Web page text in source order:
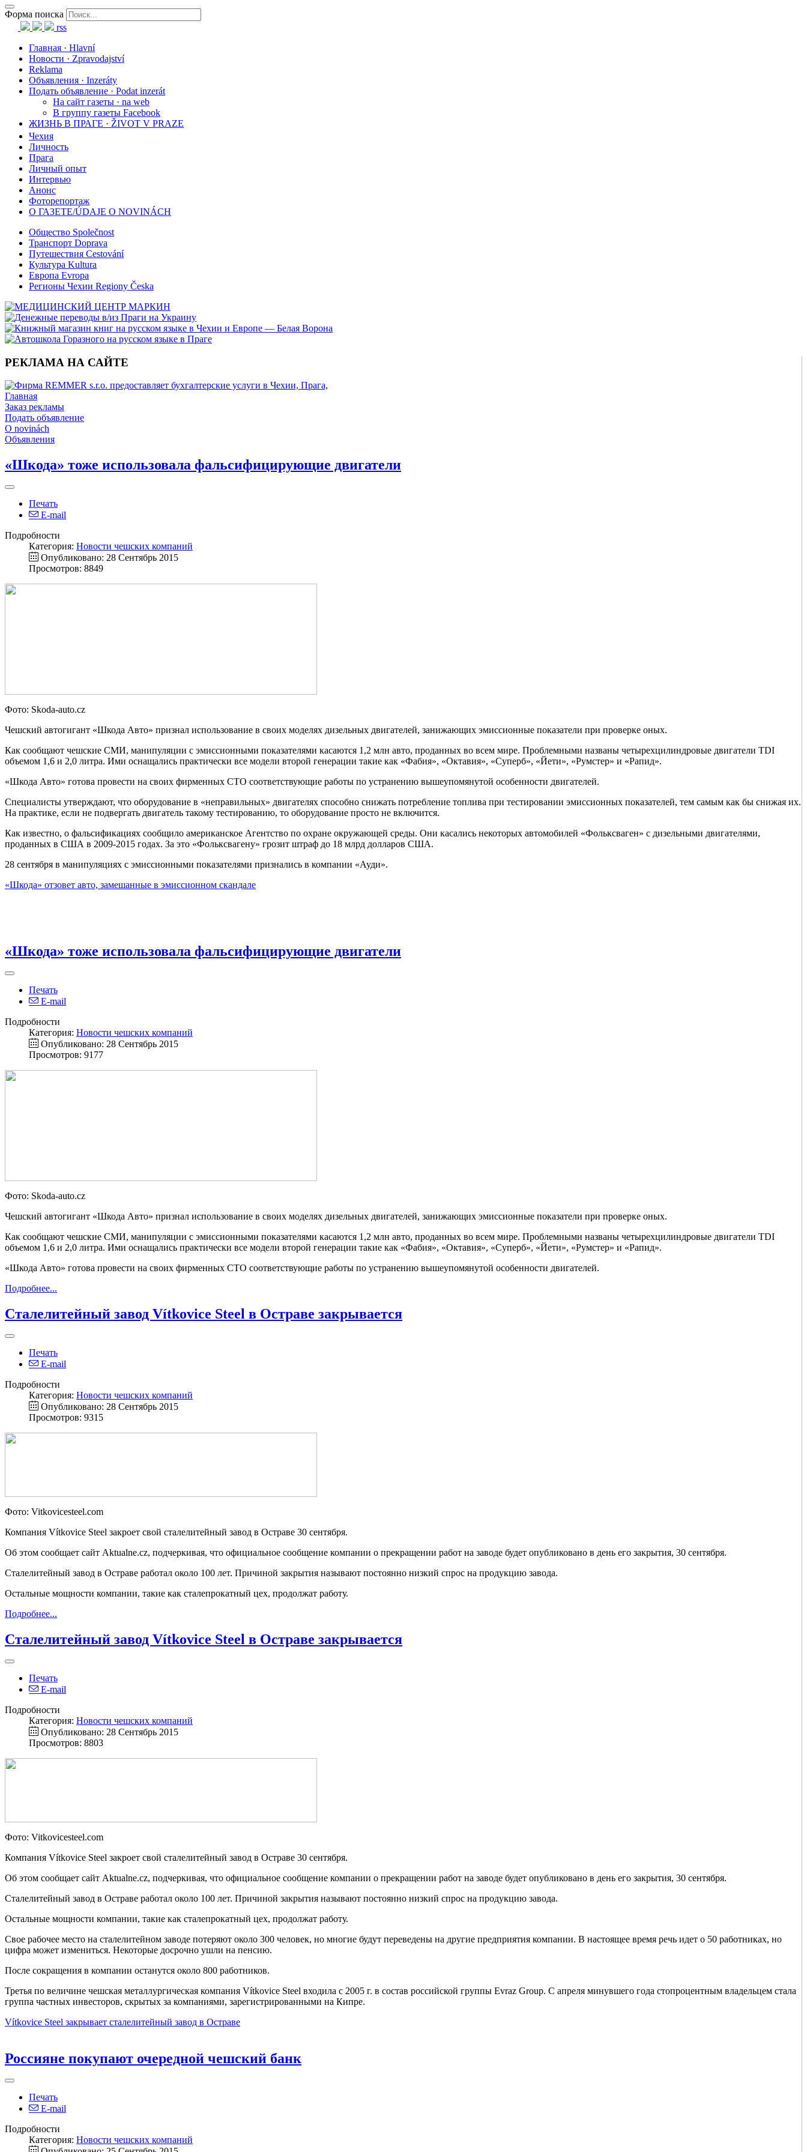
Форма поиска
rss
Главная · Hlavní
Новости · Zpravodajství
Reklama
Объявления · Inzeráty
Подать объявление · Podat inzerát
На сайт газеты · na web
В группу газеты Facebook
ЖИЗНЬ В ПРАГЕ · ŽIVOT V PRAZE
Чехия
Личность
Прага
Личный опыт
Интервью
Анонс
Фоторепортаж
О ГАЗЕТЕ/ÚDAJE O NOVINÁCH
Общество Společnost
Транспорт Doprava
Путешествия Cestování
Культура Kultura
Европа Evropa
Регионы Чехии Regiony Česka
РЕКЛАМА НА САЙТЕ
Главная
Заказ рекламы
Подать объявление
O novinách
Объявления
«Шкода» тоже использовала фальсифицирующие двигатели
Печать
E-mail
Подробности
Категория: Новости чешских компаний
Опубликовано: 28 Сентябрь 2015
Просмотров: 8849
Фото: Skoda-auto.cz
Чешский автогигант «Шкода Авто» признал использование в своих моделях дизельных двигателей, занижающих эмиссионные показатели при проверке оных.
Как сообщают чешские СМИ, манипуляции с эмиссионными показателями касаются 1,2 млн авто, проданных во всем мире. Проблемными названы четырехцилиндровые двигатели TDI
объемом 1,6 и 2,0 литра. Ими оснащались практически все модели второй генерации такие как «Фабия», «Октавия», «Суперб», «Йети», «Румстер» и «Рапид».
«Шкода Авто» готова провести на своих фирменных СТО соответствующие работы по устранению вышеупомянутой особенности двигателей.
Специалисты утверждают, что оборудование в «неправильных» двигателях способно снижать потребление топлива при тестировании эмиссионных показателей, тем самым как бы снижая их.
На практике, если не подвергать двигатель такому тестированию, то оборудование просто не включится.
Как известно, о фальсификациях сообщило американское Агентство по охране окружающей среды. Они касались некоторых автомобилей «Фольксваген» с дизельными двигателями,
проданных в США в 2009-2015 годах. За это «Фольксвагену» грозит штраф до 18 млрд долларов США.
28 сентября в манипуляциях с эмиссионными показателями признались в компании «Ауди».
«Шкода» отзовет авто, замешанные в эмиссионном скандале
«Шкода» тоже использовала фальсифицирующие двигатели
Печать
E-mail
Подробности
Категория: Новости чешских компаний
Опубликовано: 28 Сентябрь 2015
Просмотров: 9177
Фото: Skoda-auto.cz
Чешский автогигант «Шкода Авто» признал использование в своих моделях дизельных двигателей, занижающих эмиссионные показатели при проверке оных.
Как сообщают чешские СМИ, манипуляции с эмиссионными показателями касаются 1,2 млн авто, проданных во всем мире. Проблемными названы четырехцилиндровые двигатели TDI
объемом 1,6 и 2,0 литра. Ими оснащались практически все модели второй генерации такие как «Фабия», «Октавия», «Суперб», «Йети», «Румстер» и «Рапид».
«Шкода Авто» готова провести на своих фирменных СТО соответствующие работы по устранению вышеупомянутой особенности двигателей.
Подробнее...
Сталелитейный завод Vítkovice Steel в Остраве закрывается
Печать
E-mail
Подробности
Категория: Новости чешских компаний
Опубликовано: 28 Сентябрь 2015
Просмотров: 9315
Фото: Vitkovicesteel.com
Компания Vítkovice Steel закроет свой сталелитейный завод в Остраве 30 сентября.
Об этом сообщает сайт Aktualne.cz, подчеркивая, что официальное сообщение компании о прекращении работ на заводе будет опубликовано в день его закрытия, 30 сентября.
Сталелитейный завод в Остраве работал около 100 лет. Причиной закрытия называют постоянно низкий спрос на продукцию завода.
Остальные мощности компании, такие как сталепрокатный цех, продолжат работу.
Подробнее...
Сталелитейный завод Vítkovice Steel в Остраве закрывается
Печать
E-mail
Подробности
Категория: Новости чешских компаний
Опубликовано: 28 Сентябрь 2015
Просмотров: 8803
Фото: Vitkovicesteel.com
Компания Vítkovice Steel закроет свой сталелитейный завод в Остраве 30 сентября.
Об этом сообщает сайт Aktualne.cz, подчеркивая, что официальное сообщение компании о прекращении работ на заводе будет опубликовано в день его закрытия, 30 сентября.
Сталелитейный завод в Остраве работал около 100 лет. Причиной закрытия называют постоянно низкий спрос на продукцию завода.
Остальные мощности компании, такие как сталепрокатный цех, продолжат работу.
Свое рабочее место на сталелитейном заводе потеряют около 300 человек, но многие будут переведены на другие предприятия компании. В настоящее время речь идет о 50 работниках, но
цифра может измениться. Некоторые досрочно ушли на пенсию.
После сокращения в компании останутся около 800 работников.
Третья по величине чешская металлургическая компания Vítkovice Steel входила с 2005 г. в состав российской группы Evraz Group. С апреля минувшего года стопроцентным владельцем стала
группа частных инвесторов, скрытых за компаниями, зарегистрированными на Кипре.
Vítkovice Steel закрывает сталелитейный завод в Остраве
Россияне покупают очередной чешский банк
Печать
E-mail
Подробности
Категория: Новости чешских компаний